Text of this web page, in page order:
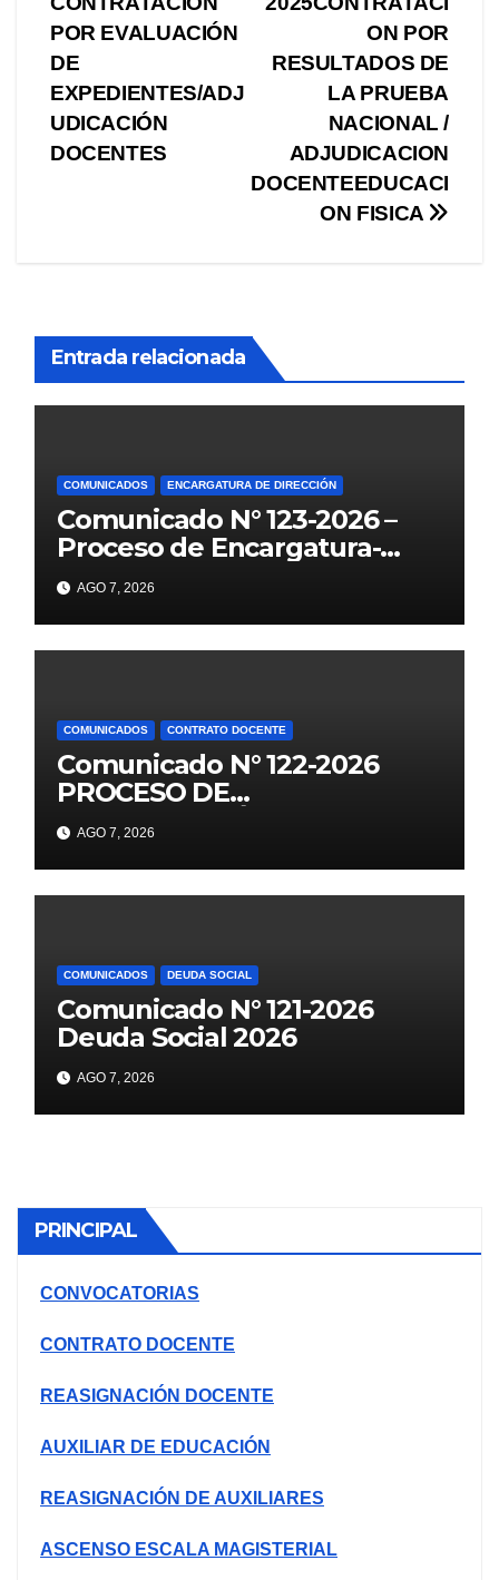
ON POR
RESULTADOS DE
LA PRUEBA
NACIONAL /
ADJUDICACION
DOCENTEEDUCACI
ON FISICA
POR EVALUACIÓN
DE
EXPEDIENTES/ADJ
UDICACIÓN
DOCENTES
Entrada relacionada
COMUNICADOS ENCARGATURA DE DIRECCIÓN
Comunicado N° 123-2026 –
Proceso de Encargatura-
2026
AGO 7, 2026
COMUNICADOS CONTRATO DOCENTE
Comunicado N° 122-2026
PROCESO DE
CONTRATACIÓN DOCENTE
2026 PUBLICACIÓN DE
PLAZAS VACANTES PARA
ETAPA PUN EBR PRIMARIA,
AGO 7, 2026
COMUNICADOS DEUDA SOCIAL
Comunicado N° 121-2026
Deuda Social 2026
AGO 7, 2026
PRINCIPAL
CONVOCATORIAS
CONTRATO DOCENTE
REASIGNACIÓN DOCENTE
AUXILIAR DE EDUCACIÓN
REASIGNACIÓN DE AUXILIARES
ASCENSO ESCALA MAGISTERIAL